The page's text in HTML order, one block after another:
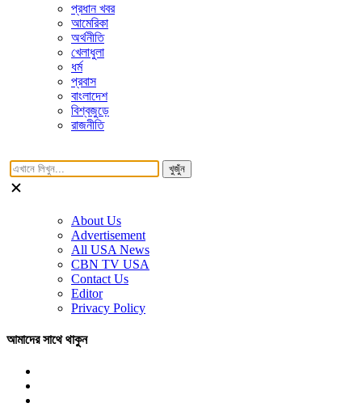
প্রধান খবর
আমেরিকা
অর্থনীতি
খেলাধুলা
ধর্ম
প্রবাস
বাংলাদেশ
বিশ্বজুড়ে
রাজনীতি
খুজুঁন
About Us
Advertisement
All USA News
CBN TV USA
Contact Us
Editor
Privacy Policy
আমাদের সাথে থাকুন